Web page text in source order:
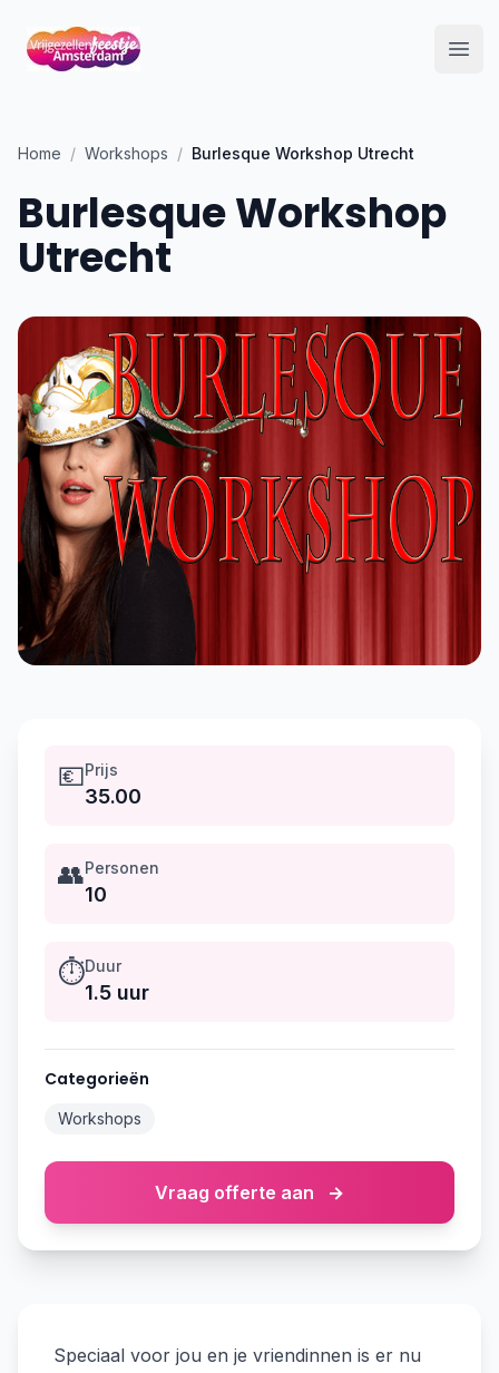
Home / Workshops / Burlesque Workshop Utrecht
Burlesque Workshop
Utrecht
💶Prijs
35.00
👥Personen
10
⏱️Duur
1.5 uur
Categorieën
Workshops
Vraag offerte aan →
Speciaal voor jou en je vriendinnen is er nu